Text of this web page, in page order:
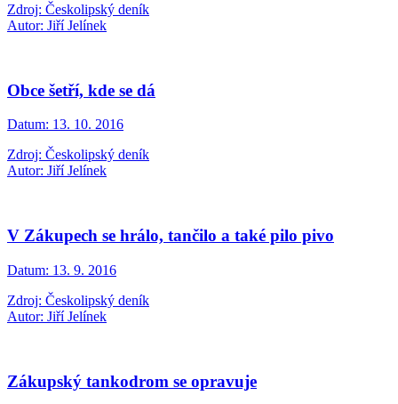
Zdroj: Českolipský deník
Autor: Jiří Jelínek
Obce šetří, kde se dá
Datum: 13. 10. 2016
Zdroj: Českolipský deník
Autor: Jiří Jelínek
V Zákupech se hrálo, tančilo a také pilo pivo
Datum: 13. 9. 2016
Zdroj: Českolipský deník
Autor: Jiří Jelínek
Zákupský tankodrom se opravuje